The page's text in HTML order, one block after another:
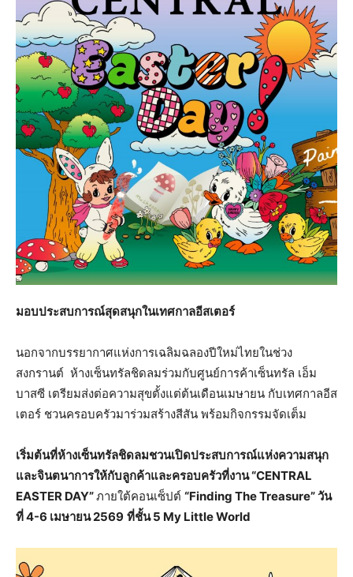
มอบประสบการณ์สุดสนุกในเทศกาลอีสเตอร์
นอกจากบรรยากาศแห่งการเฉลิมฉลองปีใหม่ไทยในช่วง
สงกรานต์ ห้างเซ็นทรัลชิดลมร่วมกับศูนย์การค้าเซ็นทรัล เอ็ม
บาสซี เตรียมส่งต่อความสุขตั้งแต่ต้นเดือนเมษายน กับเทศกาลอีส
เตอร์ ชวนครอบครัวมาร่วมสร้างสีสัน พร้อมกิจกรรมจัดเต็ม
เริ่มต้นที่ห้างเซ็นทรัลชิดลมชวนเปิดประสบการณ์แห่งความสนุก
และจินตนาการให้กับลูกค้าและครอบครัวที่งาน “CENTRAL
EASTER DAY”ภายใต้คอนเซ็ปต์ “Finding The Treasure” วัน
ที่ 4-6 เมษายน 2569 ที่ชั้น 5 My Little World